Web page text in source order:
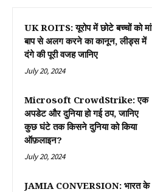
UK ROITS: यूरोप में छोटे बच्चों को मां
बाप से अलग करने का कानून, लीड्स में
दंगे की पूरी वजह जानिए
July 20, 2024
Microsoft CrowdStrike: एक
अपडेट और दुनिया हो गई ठप, जानिए
कुछ घंटे तक किसने दुनिया को किया
ऑफ़लाइन?
July 20, 2024
JAMIA CONVERSION: भारत के